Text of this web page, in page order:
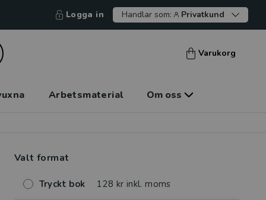
Logga in Handlar som: Privatkund
Varukorg
Arbetsmaterial Om oss
Valt format
Tryckt bok 128 kr inkl. moms